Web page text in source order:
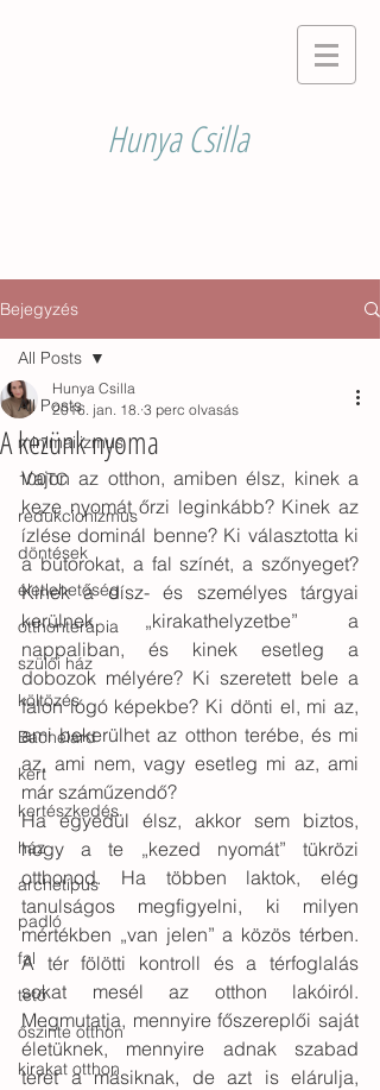
Hunya Csilla
Bejegyzés
All Posts
minimailizmus
100TC
redukcionizmus
döntések
életlehetőség
otthonterápia
szülői ház
költözés
Bachelard
kert
kertészkedés
ház
archetípus
padló
fal
tető
őszinte otthon
kirakat otthon
All Posts
A kezünk nyoma
Hunya Csilla
2016. jan. 18. 3 perc olvasás
Vajon az otthon, amiben élsz, kinek a
keze nyomát őrzi leginkább? Kinek az
ízlése dominál benne? Ki választotta ki
a bútorokat, a fal színét, a szőnyeget?
Kinek a dísz- és személyes tárgyai
kerülnek „kirakathelyzetbe” a
nappaliban, és kinek esetleg a
dobozok mélyére? Ki szeretett bele a
falon lógó képekbe? Ki dönti el, mi az,
ami bekerülhet az otthon terébe, és mi
az, ami nem, vagy esetleg mi az, ami
már száműzendő?
Ha egyedül élsz, akkor sem biztos,
hogy a te „kezed nyomát” tükrözi
otthonod. Ha többen laktok, elég
tanulságos megfigyelni, ki milyen
mértékben „van jelen” a közös térben.
A tér fölötti kontroll és a térfoglalás
sokat mesél az otthon lakóiról.
Megmutatja, mennyire főszereplői saját
életüknek, mennyire adnak szabad
teret a másiknak, de azt is elárulja,